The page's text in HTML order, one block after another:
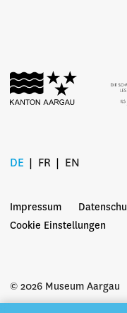
© 2026 Museum Aargau
DE FR EN
Impressum
Cookie Einstellungen